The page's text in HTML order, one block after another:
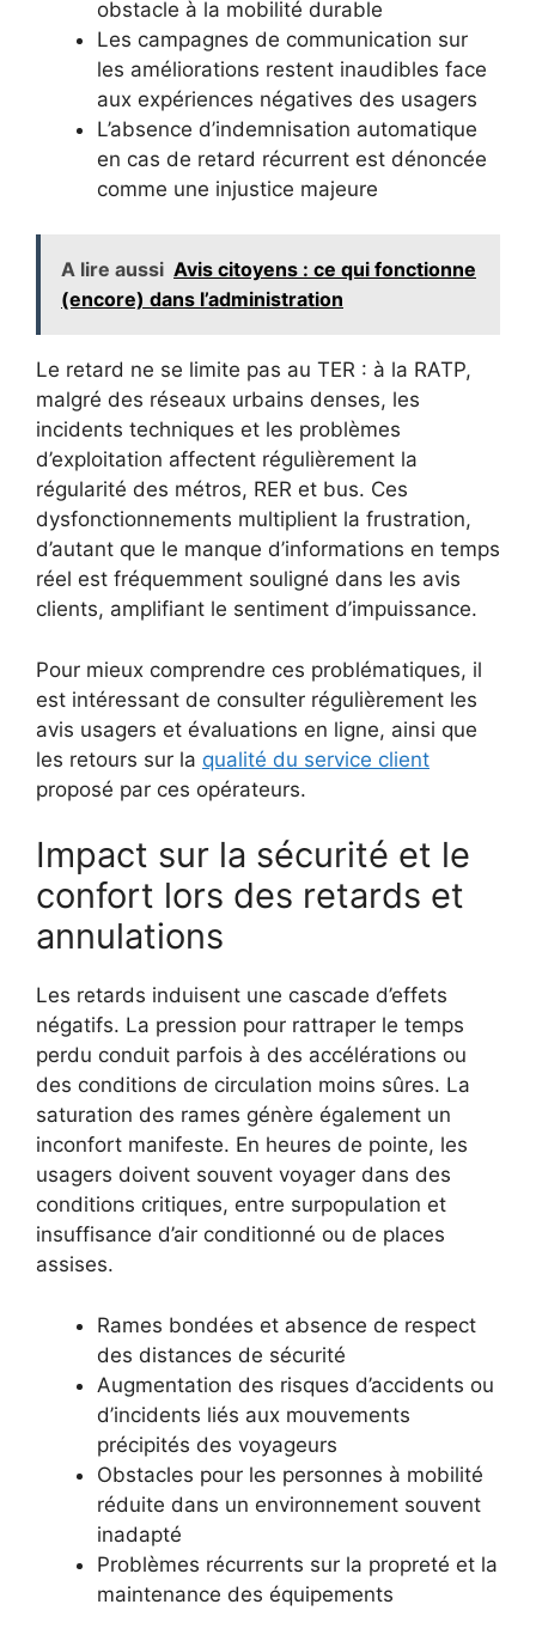
obstacle à la mobilité durable
Les campagnes de communication sur
les améliorations restent inaudibles face
aux expériences négatives des usagers
L’absence d’indemnisation automatique
en cas de retard récurrent est dénoncée
comme une injustice majeure
A lire aussi Avis citoyens : ce qui fonctionne
(encore) dans l’administration
Le retard ne se limite pas au TER : à la RATP,
malgré des réseaux urbains denses, les
incidents techniques et les problèmes
d’exploitation affectent régulièrement la
régularité des métros, RER et bus. Ces
dysfonctionnements multiplient la frustration,
d’autant que le manque d’informations en temps
réel est fréquemment souligné dans les avis
clients, amplifiant le sentiment d’impuissance.
Pour mieux comprendre ces problématiques, il
est intéressant de consulter régulièrement les
avis usagers et évaluations en ligne, ainsi que
les retours sur la qualité du service client
proposé par ces opérateurs.
Impact sur la sécurité et le
confort lors des retards et
annulations
Les retards induisent une cascade d’effets
négatifs. La pression pour rattraper le temps
perdu conduit parfois à des accélérations ou
des conditions de circulation moins sûres. La
saturation des rames génère également un
inconfort manifeste. En heures de pointe, les
usagers doivent souvent voyager dans des
conditions critiques, entre surpopulation et
insuffisance d’air conditionné ou de places
assises.
Rames bondées et absence de respect
des distances de sécurité
Augmentation des risques d’accidents ou
d’incidents liés aux mouvements
précipités des voyageurs
Obstacles pour les personnes à mobilité
réduite dans un environnement souvent
inadapté
Problèmes récurrents sur la propreté et la
maintenance des équipements